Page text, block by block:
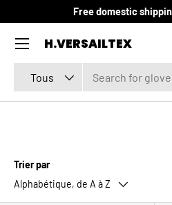
ALLER AU CONTENU
Free domestic
H.VERSAILTEX
Tous
Menu
Trier par
Alphabétique, de A à Z